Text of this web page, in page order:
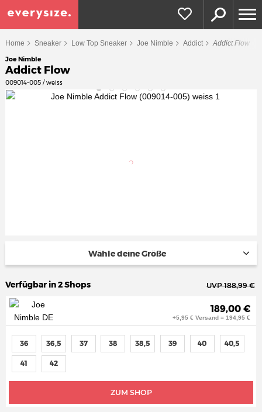
Home Sneaker Low Top Sneaker Joe Nimble Addict Addict Flow
Joe Nimble
Addict Flow
009014-005 / weiss
Wähle deine Größe
Verfügbar in 2 Shops UVP 188,99 €
189,00 €
+5,95 € Versand = 194,95 €
ZUM SHOP
36 36,5 37 38 38,5 39 40 40,5
41 42